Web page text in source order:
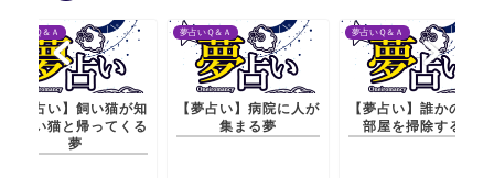
夢占いＱ＆Ａ
【夢占い】飼い猫が知
らない猫と帰ってくる
夢
夢占いＱ＆Ａ
【夢占い】病院に人が
集まる夢
夢占いＱ＆Ａ
【夢占い】誰かの家や
部屋を掃除する夢